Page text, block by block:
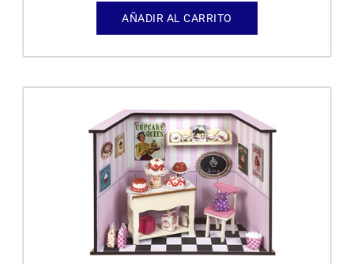
AÑADIR AL CARRITO